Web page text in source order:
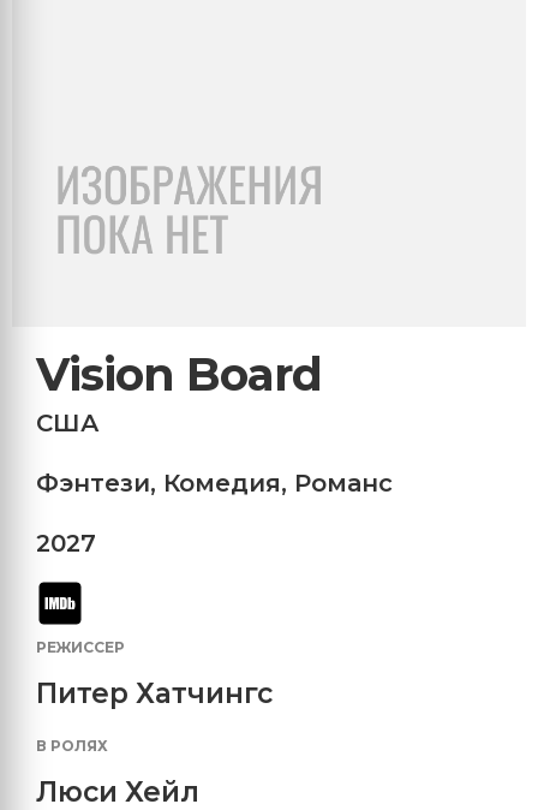
Vision Board
США
Фэнтези, Комедия, Романс
2027
РЕЖИССЕР
Питер Хатчингс
В РОЛЯХ
Люси Хейл